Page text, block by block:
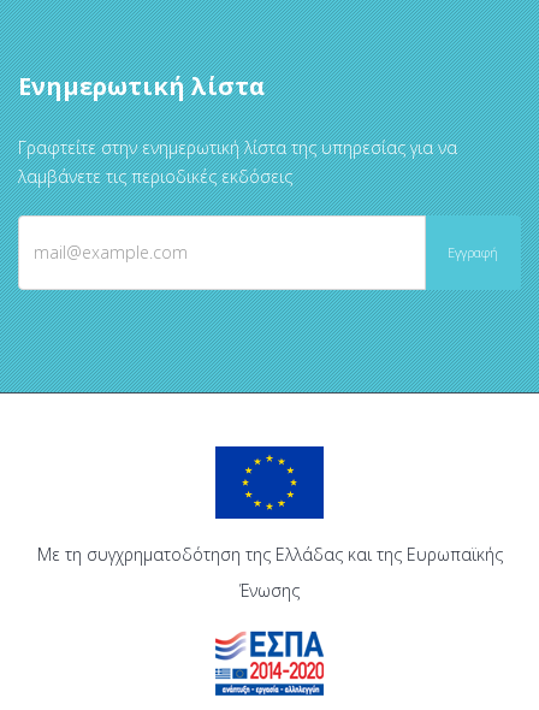
Ενημερωτική λίστα
Γραφτείτε στην ενημερωτική λίστα της υπηρεσίας για να
λαμβάνετε τις περιοδικές εκδόσεις
Με τη συγχρηματοδότηση της Ελλάδας και της Ευρωπαϊκής
Ένωσης